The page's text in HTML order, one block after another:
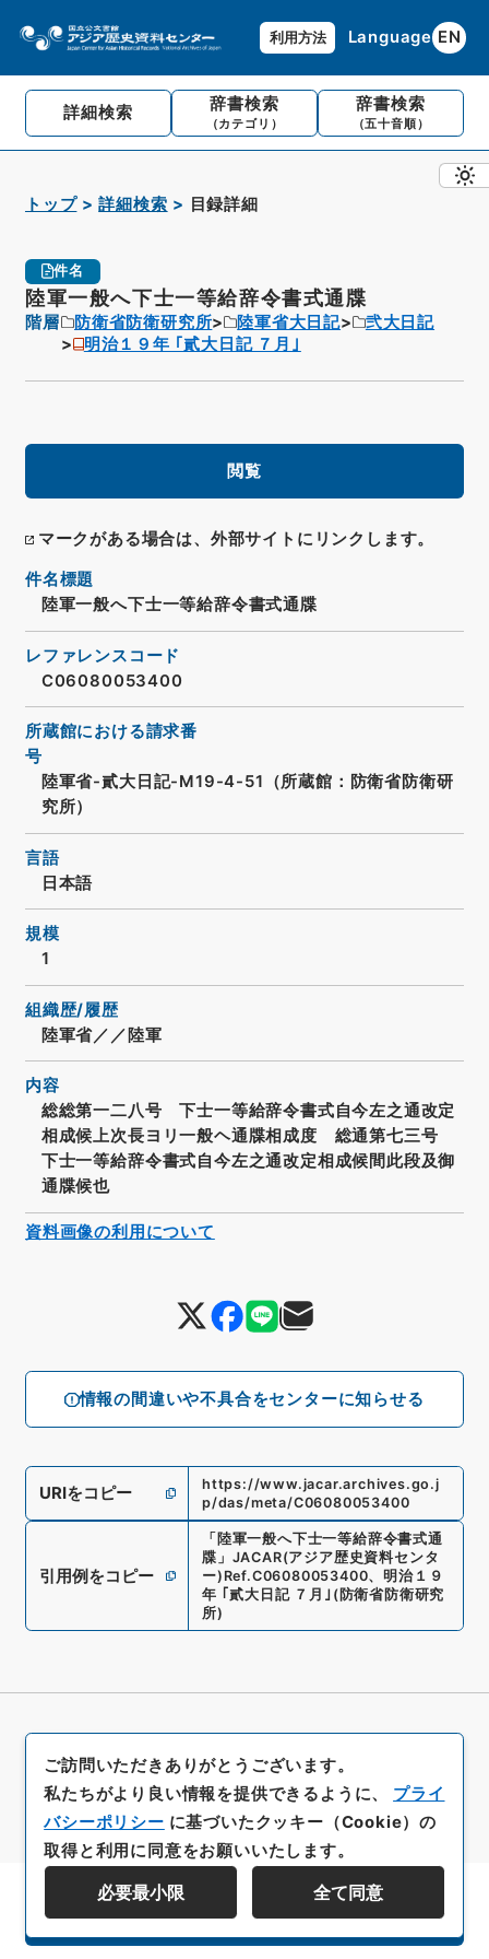
利用方法 Language EN
詳細検索 辞書検索
（カテゴリ）
辞書検索
（五十音順）
トップ 詳細検索 目録詳細
件名
陸軍一般へ下士一等給辞令書式通牒
階層 防衛省防衛研究所 陸軍省大日記
弐大日記
明治１９年 ｢貳大日記 ７月｣
閲覧
マークがある場合は、外部サイトにリンクします。
情報の間違いや不具合をセンターに知らせる
件名標題
陸軍一般へ下士一等給辞令書式通牒
レファレンスコード
C06080053400
所蔵館における請求番
号
陸軍省-貳大日記-M19-4-51（所蔵館：防衛省防衛研
究所）
言語
日本語
規模
1
組織歴/履歴
陸軍省／／陸軍
内容
総総第一二八号 下士一等給辞令書式自今左之通改定
相成候上次長ヨリ一般ヘ通牒相成度 総通第七三号
下士一等給辞令書式自今左之通改定相成候間此段及御
通牒候也
URIをコピー
https://www.jacar.archives.go.j
p/das/meta/C06080053400
引用例をコピー
「 陸軍一般へ下士一等給辞令書式通
牒 」 JACAR(アジア歴史資料センタ
ー) Ref.C06080053400、明治１９
年 ｢貳大日記 ７月｣ ( 防衛省防衛研究
所)
資料画像の利用について
資料群階層を表示する
ご訪問いただきありがとうございます。
私たちがより良い情報を提供できるように、 プライ
バシーポリシー に基づいたクッキー（Cookie）の
取得と利用に同意をお願いいたします。
必要最小限 全て同意